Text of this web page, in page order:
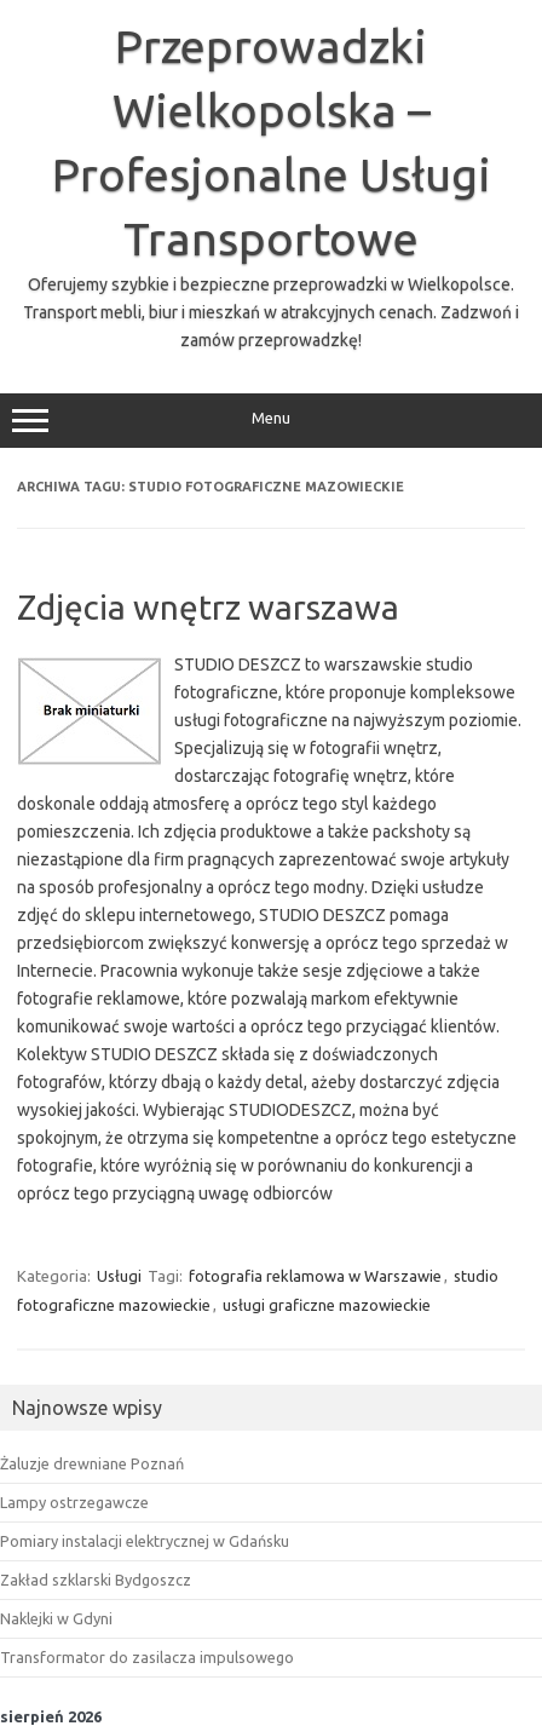
Przeprowadzki
Wielkopolska –
Profesjonalne Usługi
Transportowe
Oferujemy szybkie i bezpieczne przeprowadzki w Wielkopolsce.
Transport mebli, biur i mieszkań w atrakcyjnych cenach. Zadzwoń i
zamów przeprowadzkę!
Menu
ARCHIWA TAGU: STUDIO FOTOGRAFICZNE MAZOWIECKIE
Zdjęcia wnętrz warszawa
STUDIO DESZCZ to warszawskie studio
fotograficzne, które proponuje kompleksowe
usługi fotograficzne na najwyższym poziomie.
Specjalizują się w fotografii wnętrz,
dostarczając fotografię wnętrz, które
doskonale oddają atmosferę a oprócz tego styl każdego
pomieszczenia. Ich zdjęcia produktowe a także packshoty są
niezastąpione dla firm pragnących zaprezentować swoje artykuły
na sposób profesjonalny a oprócz tego modny. Dzięki usłudze
zdjęć do sklepu internetowego, STUDIO DESZCZ pomaga
przedsiębiorcom zwiększyć konwersję a oprócz tego sprzedaż w
Internecie. Pracownia wykonuje także sesje zdjęciowe a także
fotografie reklamowe, które pozwalają markom efektywnie
komunikować swoje wartości a oprócz tego przyciągać klientów.
Kolektyw STUDIO DESZCZ składa się z doświadczonych
fotografów, którzy dbają o każdy detal, ażeby dostarczyć zdjęcia
wysokiej jakości. Wybierając STUDIODESZCZ, można być
spokojnym, że otrzyma się kompetentne a oprócz tego estetyczne
fotografie, które wyróżnią się w porównaniu do konkurencji a
oprócz tego przyciągną uwagę odbiorców
Kategoria: Usługi Tagi: fotografia reklamowa w Warszawie , studio
fotograficzne mazowieckie , usługi graficzne mazowieckie
Najnowsze wpisy
Żaluzje drewniane Poznań
Lampy ostrzegawcze
Pomiary instalacji elektrycznej w Gdańsku
Zakład szklarski Bydgoszcz
Naklejki w Gdyni
Transformator do zasilacza impulsowego
sierpień 2026